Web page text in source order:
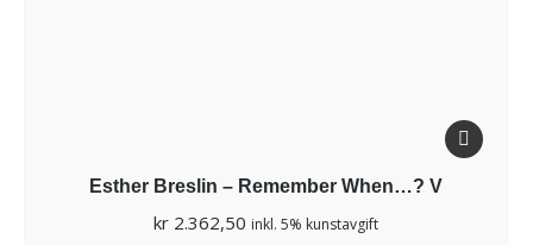
Esther Breslin – Remember When…? V
kr 2.362,50 inkl. 5% kunstavgift